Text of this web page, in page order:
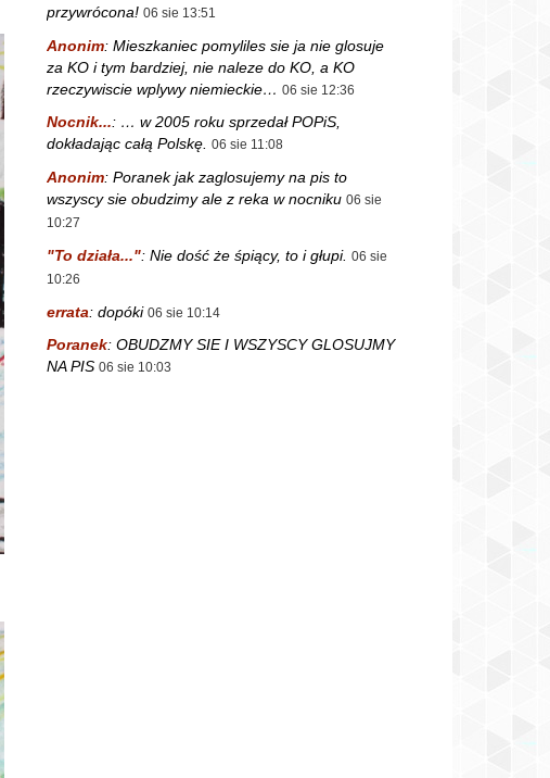
przywrócona! 06 sie 13:51
Anonim: Mieszkaniec pomyliles sie ja nie glosuje
za KO i tym bardziej, nie naleze do KO, a KO
rzeczywiscie wplywy niemieckie… 06 sie 12:36
Nocnik...: … w 2005 roku sprzedał POPiS,
dokładając całą Polskę. 06 sie 11:08
Anonim: Poranek jak zaglosujemy na pis to
wszyscy sie obudzimy ale z reka w nocniku 06 sie
10:27
"To działa...": Nie dość że śpiący, to i głupi. 06 sie
10:26
errata: dopóki 06 sie 10:14
Poranek: OBUDZMY SIE I WSZYSCY GLOSUJMY
NA PIS 06 sie 10:03